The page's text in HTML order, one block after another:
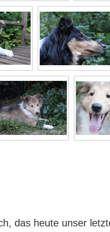
das heute unser